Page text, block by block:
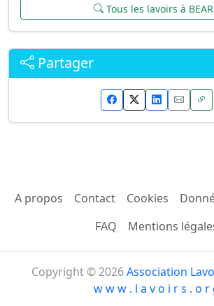
Tous les lavoirs à
Partager
A propos Contact Cookies
FAQ
Mentions
Copyright © 2026Association
w w w . l a v o i r s . o r